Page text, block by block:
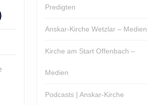
Alexander
weg!
Predigten
Anskar-Kirche Wetzlar – Medien
Kirche am Start Offenbach –
Medien
Podcasts | Anskar-Kirche